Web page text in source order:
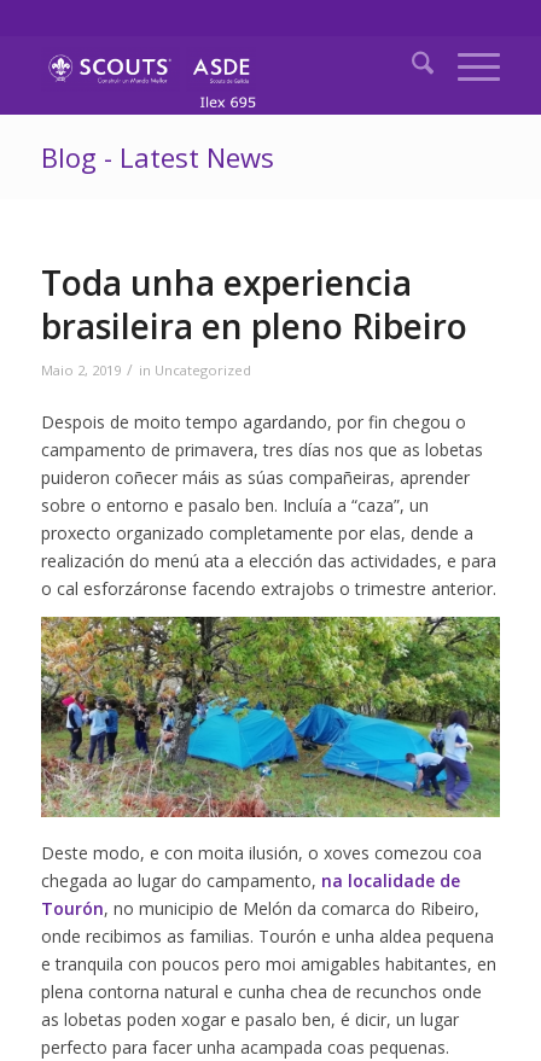
Blog - Latest News
Toda unha experiencia
brasileira en pleno Ribeiro
Maio 2, 2019 / in Uncategorized
Despois de moito tempo agardando, por fin chegou o
campamento de primavera, tres días nos que as lobetas
puideron coñecer máis as súas compañeiras, aprender
sobre o entorno e pasalo ben. Incluía a “caza”, un
proxecto organizado completamente por elas, dende a
realización do menú ata a elección das actividades, e para
o cal esforzáronse facendo extrajobs o trimestre anterior.
Deste modo, e con moita ilusión, o xoves comezou coa
chegada ao lugar do campamento, na localidade de
Tourón, no municipio de Melón da comarca do Ribeiro,
onde recibimos as familias. Tourón e unha aldea pequena
e tranquila con poucos pero moi amigables habitantes, en
plena contorna natural e cunha chea de recunchos onde
as lobetas poden xogar e pasalo ben, é dicir, un lugar
perfecto para facer unha acampada coas pequenas.